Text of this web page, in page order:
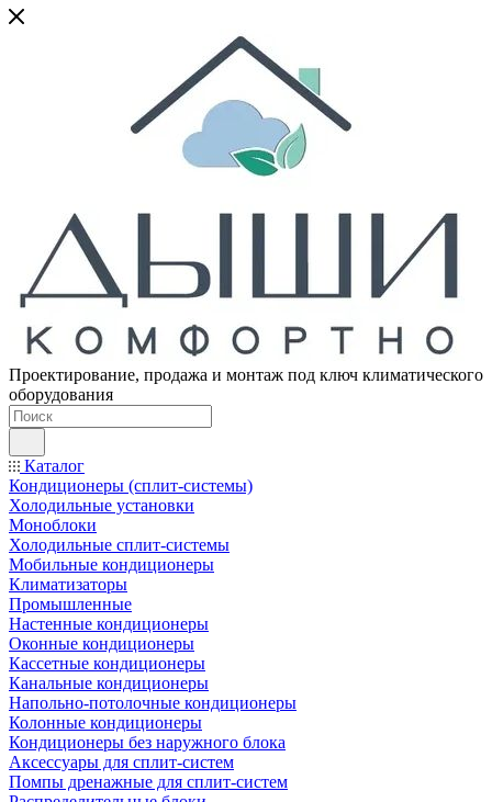
Проектирование, продажа и монтаж под ключ климатического
оборудования
Каталог
Кондиционеры (сплит-системы)
Холодильные установки
Моноблоки
Холодильные сплит-системы
Мобильные кондиционеры
Климатизаторы
Промышленные
Настенные кондиционеры
Оконные кондиционеры
Кассетные кондиционеры
Канальные кондиционеры
Напольно-потолочные кондиционеры
Колонные кондиционеры
Кондиционеры без наружного блока
Аксессуары для сплит-систем
Помпы дренажные для сплит-систем